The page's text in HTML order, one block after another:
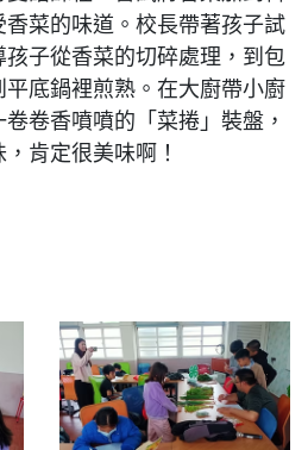
菜的味道。校長帶著孩子試
子從香菜的切碎處理，到包
底鍋裡煎熟。在大廚帶小廚
卷香噴噴的「菜捲」裝盤，
肯定很美味啊！